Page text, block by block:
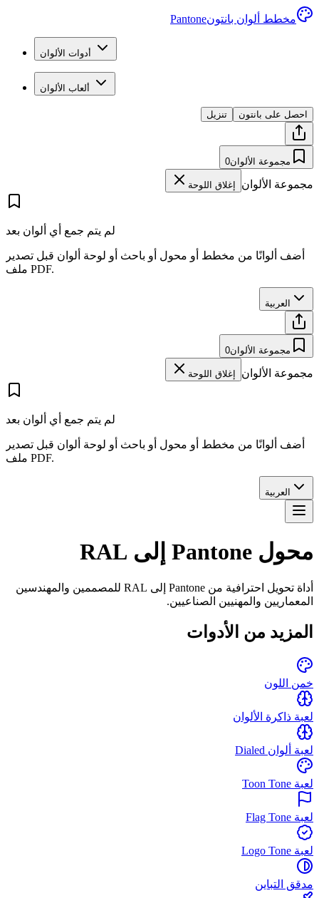
مخطط ألوان بانتونPantone
أدوات الألوان
ألعاب الألوان
احصل على بانتون تنزيل
مجموعة الألوان0
مجموعة الألوان إغلاق اللوحة
لم يتم جمع أي ألوان بعد
أضف ألوانًا من مخطط أو محول أو باحث أو لوحة ألوان قبل تصدير
ملف PDF.
العربية
مجموعة الألوان0
مجموعة الألوان إغلاق اللوحة
لم يتم جمع أي ألوان بعد
أضف ألوانًا من مخطط أو محول أو باحث أو لوحة ألوان قبل تصدير
ملف PDF.
العربية
محول Pantone إلى RAL
أداة تحويل احترافية من Pantone إلى RAL للمصممين والمهندسين
المعماريين والمهنيين الصناعيين.
المزيد من الأدوات
خمن اللون
لعبة ذاكرة الألوان
لعبة ألوان Dialed
لعبة Toon Tone
لعبة Flag Tone
لعبة Logo Tone
مدقق التباين